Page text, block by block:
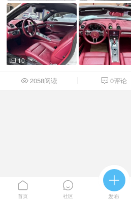
 10
 2058阅读  0评论

首页

社区

发布